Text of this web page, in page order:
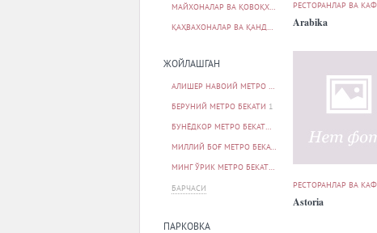
МАЙХОНАЛАР ВА ҚОВОҚХОНАЛАР 2
ҚАҲВАХОНАЛАР ВА ҚАНДОЛАТХОНАЛАР 1
ЖОЙЛАШГАН
АЛИШЕР НАВОИЙ МЕТРО БЕКАТИ
БЕРУНИЙ МЕТРО БЕКАТИ 1
БУНЁДКОР МЕТРО БЕКАТИ
МИЛЛИЙ БОҒ МЕТРО БЕКАТИ
МИНГ ЎРИК МЕТРО БЕКАТИ
БАРЧАСИ
ПАРКОВКА
РЕСТОРАНЛАР ВА
Arabika
РЕСТОРАНЛАР ВА
Astoria